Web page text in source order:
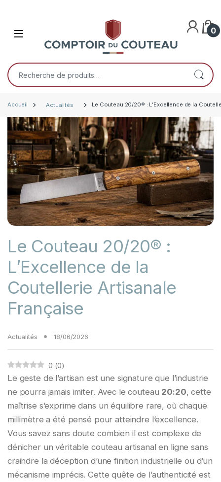
Open 0
Recherche pour :
Accueil Actualités Le Couteau 20/20® : L’Excellence de la
Le Couteau 20/20® :
L’Excellence de la
Coutellerie Artisanale
Française
Actualités 18/06/2026
0 (0)
Le geste de l’artisan est une signature que l’industrie
ne pourra jamais imiter. Avec le couteau 20:20, cette
maîtrise s’exprime dans un équilibre rare, où chaque
millimètre a été pensé pour atteindre l’excellence.
Vous savez sans doute combien il est complexe de
dénicher un véritable couteau artisanal en ligne sans
craindre la déception d’une finition industrielle ou d’un
mécanisme imprécis. Cette quête de l’authenticité est